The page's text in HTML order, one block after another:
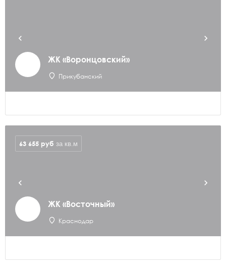
ЖК «Воронцовский»
Прикубанский
ЖК «Восточный»
Краснодар
63 655 руб за кв.м